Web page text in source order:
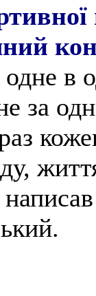
одне в
за